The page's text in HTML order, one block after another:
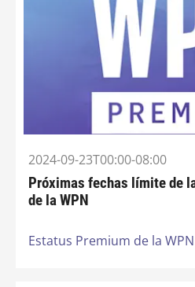
2024-09-23T00:00-08:00
Próximas fechas límite de
de la WPN
Estatus Premium de la WPN